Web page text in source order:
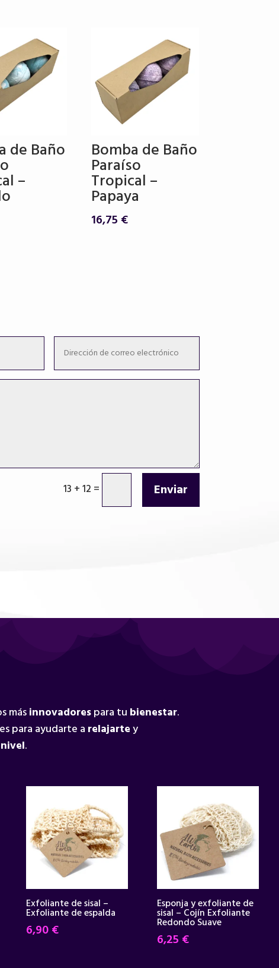
de Baño
–
Bomba de Baño
Paraíso
Tropical –
Papaya
16,75 €
13 + 12 = Enviar
másinnovadorespara tu bienestar.
para ayudarte a relajartey
.
Exfoliante de sisal –
Exfoliante de espalda
6,90€
Esponja y exfoliante de
sisal – Cojín Exfoliante
Redondo Suave
6,25 €